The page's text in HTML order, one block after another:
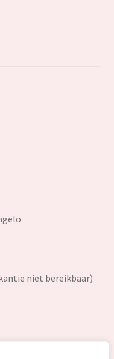
niet bereikbaar)